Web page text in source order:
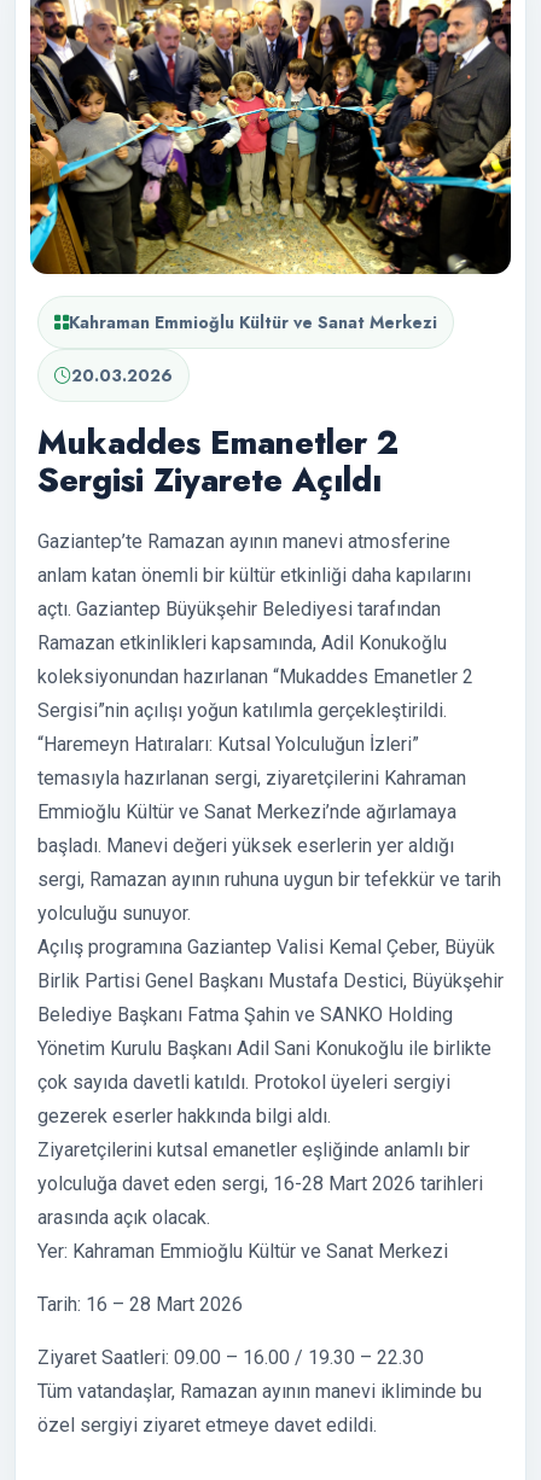
Kahraman Emmioğlu Kültür ve Sanat Merkezi
20.03.2026
Mukaddes Emanetler 2
Sergisi Ziyarete Açıldı
Gaziantep’te Ramazan ayının manevi atmosferine
anlam katan önemli bir kültür etkinliği daha kapılarını
açtı. Gaziantep Büyükşehir Belediyesi tarafından
Ramazan etkinlikleri kapsamında, Adil Konukoğlu
koleksiyonundan hazırlanan “Mukaddes Emanetler 2
Sergisi”nin açılışı yoğun katılımla gerçekleştirildi.
“Haremeyn Hatıraları: Kutsal Yolculuğun İzleri”
temasıyla hazırlanan sergi, ziyaretçilerini Kahraman
Emmioğlu Kültür ve Sanat Merkezi’nde ağırlamaya
başladı. Manevi değeri yüksek eserlerin yer aldığı
sergi, Ramazan ayının ruhuna uygun bir tefekkür ve tarih
yolculuğu sunuyor.
Açılış programına Gaziantep Valisi Kemal Çeber, Büyük
Birlik Partisi Genel Başkanı Mustafa Destici, Büyükşehir
Belediye Başkanı Fatma Şahin ve SANKO Holding
Yönetim Kurulu Başkanı Adil Sani Konukoğlu ile birlikte
çok sayıda davetli katıldı. Protokol üyeleri sergiyi
gezerek eserler hakkında bilgi aldı.
Ziyaretçilerini kutsal emanetler eşliğinde anlamlı bir
yolculuğa davet eden sergi, 16-28 Mart 2026 tarihleri
arasında açık olacak.
Yer: Kahraman Emmioğlu Kültür ve Sanat Merkezi
Tarih: 16 – 28 Mart 2026
Ziyaret Saatleri: 09.00 – 16.00 / 19.30 – 22.30
Tüm vatandaşlar, Ramazan ayının manevi ikliminde bu
özel sergiyi ziyaret etmeye davet edildi.